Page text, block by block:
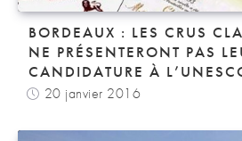
BORDEAUX : LES CRUS
NE PRÉSENTERONT PAS
CANDIDATURE À
20 janvier 2016